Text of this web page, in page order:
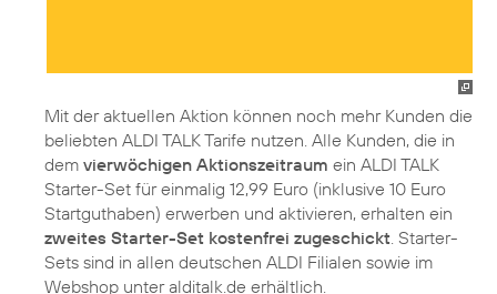
Mit der aktuellen Aktion können noch mehr Kunden die
beliebten ALDI TALK Tarife nutzen. Alle Kunden, die in
dem vierwöchigen Aktionszeitraum ein ALDI TALK
Starter-Set für einmalig 12,99 Euro (inklusive 10 Euro
Startguthaben) erwerben und aktivieren, erhalten ein
zweites Starter-Set kostenfrei zugeschickt . Starter-
Sets sind in allen deutschen ALDI Filialen sowie im
Webshop unter alditalk.de erhältlich.